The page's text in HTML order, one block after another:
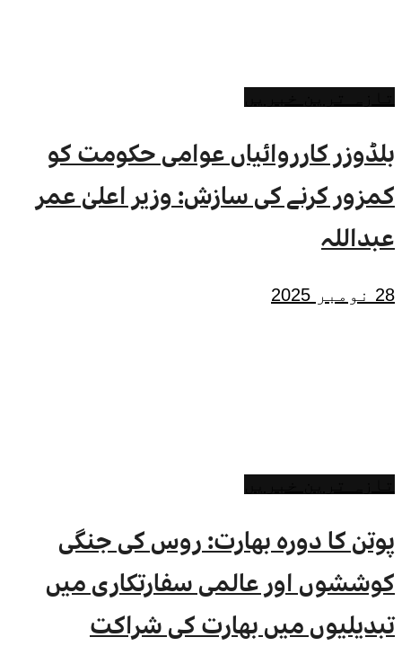
بلڈوزر کارروائیاں عوامی حکومت کو
کمزور کرنے کی سازش: وزیر اعلیٰ عمر
عبداللہ
28 نومبر 2025
پوتن کا دورہ بھارت: روس کی جنگی
کوششوں اور عالمی سفارتکاری میں
تبدیلیوں میں بھارت کی شراکت